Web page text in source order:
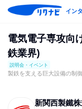
イン
電気電子専攻向
鉄業界)
説明会・イベント
製鉄を支える巨大設備の制
新関西製鐵